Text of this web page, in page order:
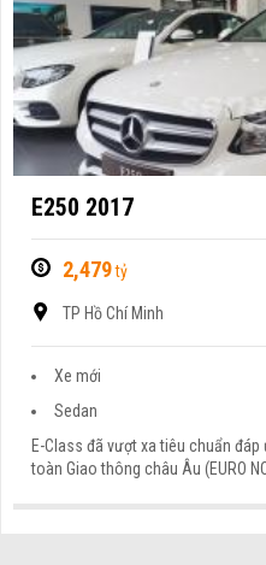
E250 2017
2,479tỷ
TP Hồ Chí Minh
Xe mới
Sedan
E-Class đã vượt xa tiêu chuẩn
toàn Giao thông châu Âu (EURO